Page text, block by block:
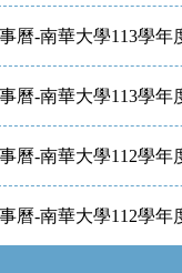
曆-南華大學113學年
曆-南華大學113學年
曆-南華大學112學年
曆-南華大學112學年